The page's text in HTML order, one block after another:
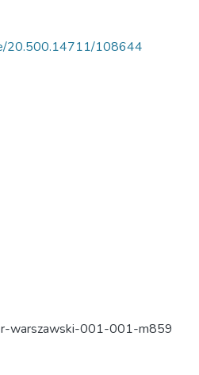
20.500.14711/108644
warszawski-001-001-m859